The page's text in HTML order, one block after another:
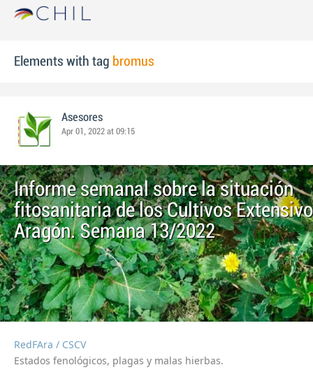
Elements with tag bromus
Asesores
Apr 01, 2022 at 09:15
Informe semanal sobre la situación
fitosanitaria de los Cultivos
Aragón. Semana 13/2022
RedFAra / CSCV
Estados fenológicos, plagas y malas hierbas.